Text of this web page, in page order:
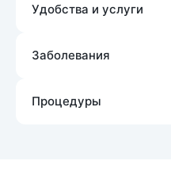
Удобства и услуги
Заболевания
Процедуры